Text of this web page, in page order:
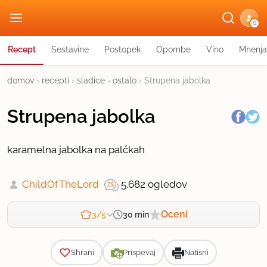
G
Recept Sestavine Postopek Opombe Vino Mnenja
domov › recepti › sladice › ostalo › Strupena jabolka
Strupena jabolka
karamelna jabolka na palčkah
ChildOfTheLord 5.682 ogledov
3/5 30 min Oceni
Shrani Prispevaj Natisni